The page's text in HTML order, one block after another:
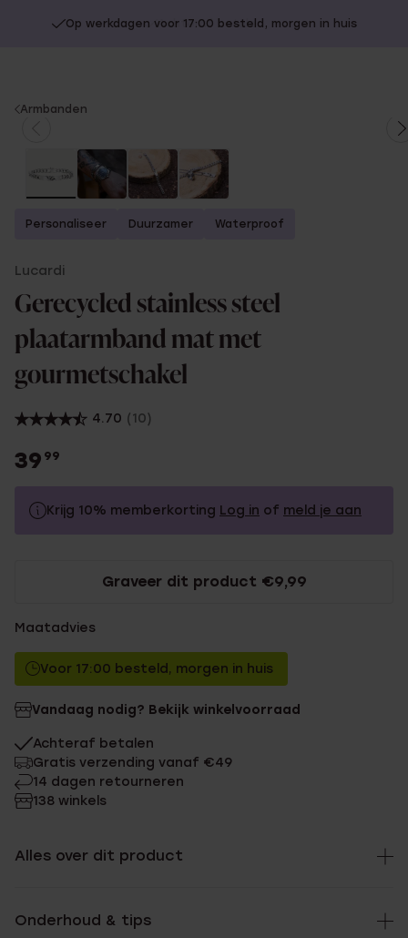
Op werkdagen voor 17:00 besteld, morgen in huis
You
Armbanden
Personaliseer Duurzamer Waterproof
Lucardi
Gerecycled stainless steel
plaatarmband mat met
gourmetschakel
4.70 (10)
39 99
Krijg 10% memberkorting Log in of meld je aan
Met memberkortingGraveer dit product €9,99
Maatadvies
Voor 17:00 besteld, morgen in huis
Vandaag nodig? Bekijk winkelvoorraad
Achteraf betalen
Gratis verzending vanaf €49
14 dagen retourneren
138 winkels
Alles over dit product
Onderhoud & tips